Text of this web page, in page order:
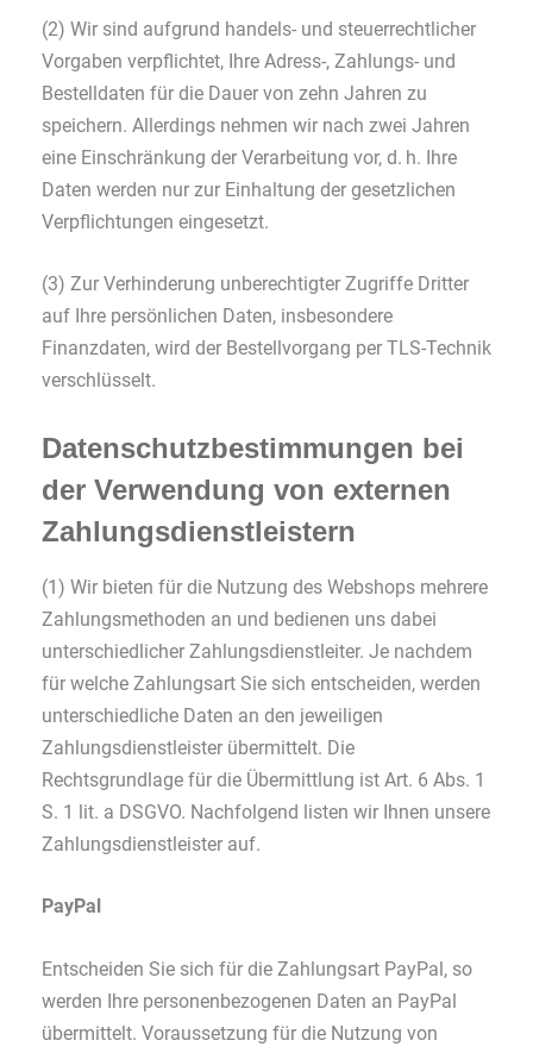
(2) Wir sind aufgrund handels- und steuerrechtlicher
Vorgaben verpflichtet, Ihre Adress-, Zahlungs- und
Bestelldaten für die Dauer von zehn Jahren zu
speichern. Allerdings nehmen wir nach zwei Jahren
eine Einschränkung der Verarbeitung vor, d. h. Ihre
Daten werden nur zur Einhaltung der gesetzlichen
Verpflichtungen eingesetzt.
(3) Zur Verhinderung unberechtigter Zugriffe Dritter
auf Ihre persönlichen Daten, insbesondere
Finanzdaten, wird der Bestellvorgang per TLS-Technik
verschlüsselt.
Datenschutzbestimmungen bei
der Verwendung von externen
Zahlungsdienstleistern
(1) Wir bieten für die Nutzung des Webshops mehrere
Zahlungsmethoden an und bedienen uns dabei
unterschiedlicher Zahlungsdienstleiter. Je nachdem
für welche Zahlungsart Sie sich entscheiden, werden
unterschiedliche Daten an den jeweiligen
Zahlungsdienstleister übermittelt. Die
Rechtsgrundlage für die Übermittlung ist Art. 6 Abs. 1
S. 1 lit. a DSGVO. Nachfolgend listen wir Ihnen unsere
Zahlungsdienstleister auf.
PayPal
Entscheiden Sie sich für die Zahlungsart PayPal, so
werden Ihre personenbezogenen Daten an PayPal
übermittelt. Voraussetzung für die Nutzung von